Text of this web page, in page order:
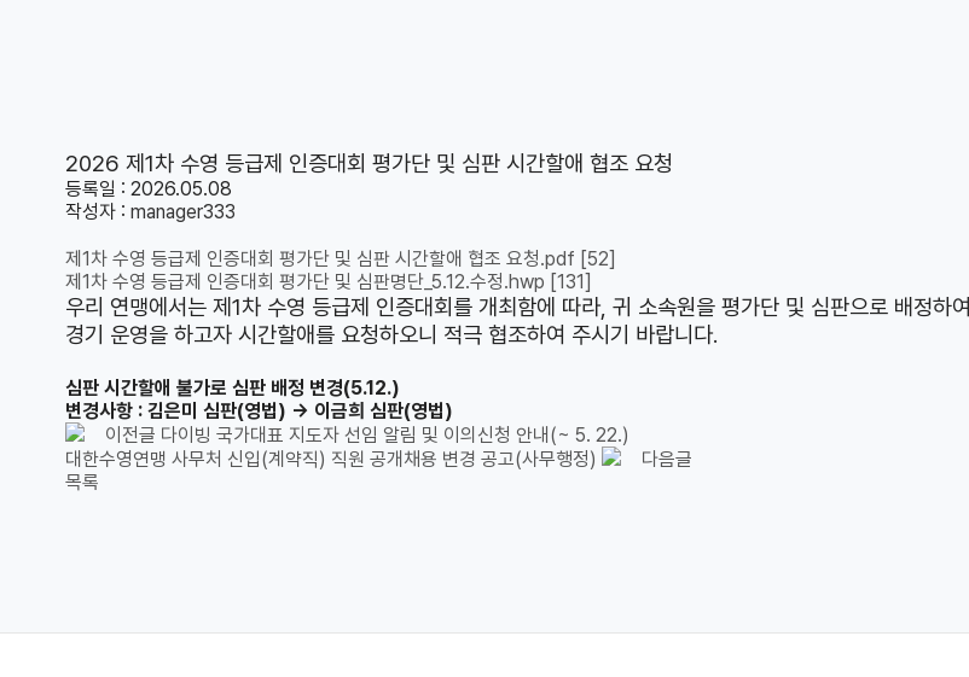
2026 제1차 수영 등급제 인증대회 평가단 및 심판 시간할애 협조 요청
등록일 : 2026.05.08
작성자 : manager333
제1차 수영 등급제 인증대회 평가단 및 심판 시간할애 협조 요청.pdf [52]
제1차 수영 등급제 인증대회 평가단 및 심판명단_5.12.수정.hwp [131]
우리 연맹에서는 제1차 수영 등급제 인증대회를 개최함에 따라, 귀 소속원을 평가단 및 심판으로 배정하여
경기 운영을 하고자 시간할애를 요청하오니 적극 협조하여 주시기 바랍니다.
심판 시간할애 불가로 심판 배정 변경(5.12.)
변경사항 :김은미 심판(영법) → 이금희 심판(영법)
이전글 다이빙 국가대표 지도자 선임 알림 및 이의신청 안내(~ 5. 22.)
대한수영연맹 사무처 신입(계약직) 직원 공개채용 변경 공고(사무행정)
다음글
목록